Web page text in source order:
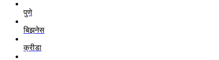
पुणे
बिझनेस
क्रीडा